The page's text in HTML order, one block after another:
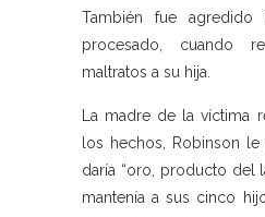
También fue
procesado, cuando
maltratos a su hija.
La madre de la víctima
los hechos, Robinson
daría “oro, producto del
mantenía a sus cinco